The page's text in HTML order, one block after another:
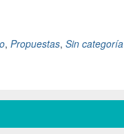
, Propuestas, Sin categoría